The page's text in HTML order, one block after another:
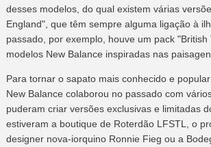
desses modelos, do qual existem várias
England", que têm sempre alguma ligação à
passado, por exemplo, houve um pack "British
modelos New Balance inspiradas nas
Para tornar o sapato mais conhecido e
New Balance colaborou no passado com
puderam criar versões exclusivas e limitadas
estiveram a boutique de Roterdão LFSTL, o
designer nova-iorquino Ronnie Fieg ou a